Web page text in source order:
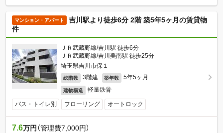
マンション・アパート
吉川駅より徒歩6分 2階 築5年5ヶ月の賃貸物
件
ＪＲ武蔵野線/吉川駅 徒歩6分
ＪＲ武蔵野線/吉川美南駅 徒歩25分
埼玉県吉川市保１
総階数 3階建 築年数 5年5ヶ月
建物構造 軽量鉄骨
バス・トイレ別 フローリング オートロック
7.6万円 （管理費7,000円）